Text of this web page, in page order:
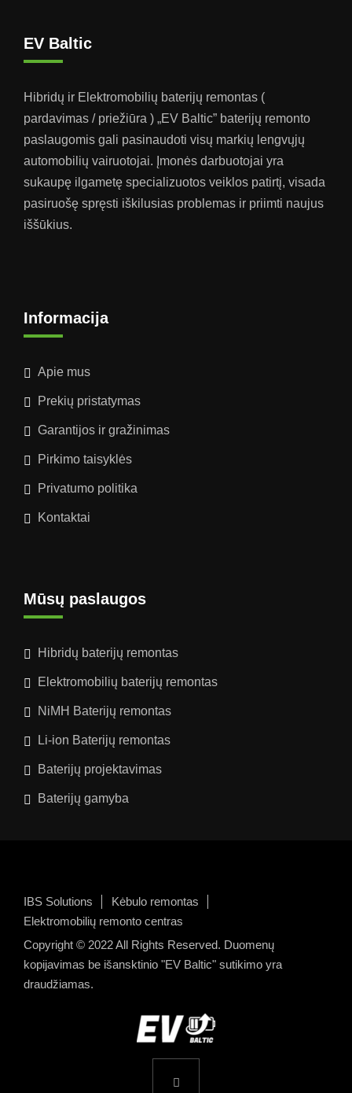
EV Baltic
Hibridų ir Elektromobilių baterijų remontas (
pardavimas / priežiūra ) „EV Baltic” baterijų remonto
paslaugomis gali pasinaudoti visų markių lengvųjų
automobilių vairuotojai. Įmonės darbuotojai yra
sukaupę ilgametę specializuotos veiklos patirtį, visada
pasiruošę spręsti iškilusias problemas ir priimti naujus
iššūkius.
Informacija
Apie mus
Prekių pristatymas
Garantijos ir gražinimas
Pirkimo taisyklės
Privatumo politika
Kontaktai
Mūsų paslaugos
Hibridų baterijų remontas
Elektromobilių baterijų remontas
NiMH Baterijų remontas
Li-ion Baterijų remontas
Baterijų projektavimas
Baterijų gamyba
IBS Solutions
Kėbulo remontas
Elektromobilių remonto centras
Copyright © 2022 All Rights Reserved. Duomenų
kopijavimas be išansktinio "EV Baltic" sutikimo yra
draudžiamas.